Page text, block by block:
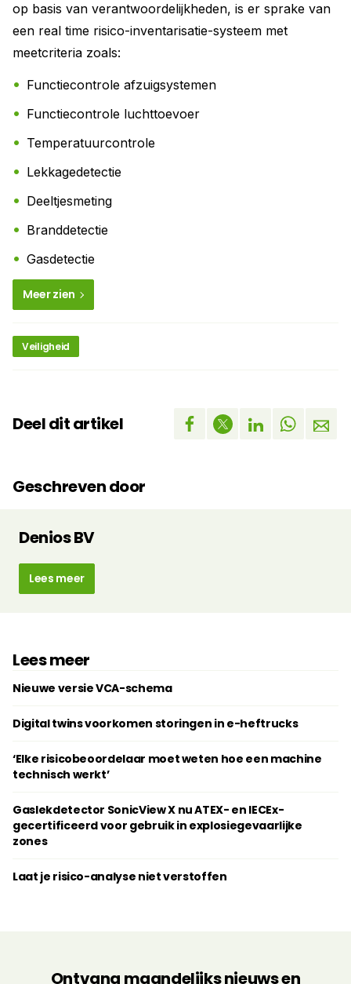
op basis van verantwoordelijkheden, is er sprake van
een real time risico-inventarisatie-systeem met
meetcriteria zoals:
Functiecontrole afzuigsystemen
Functiecontrole luchttoevoer
Temperatuurcontrole
Lekkagedetectie
Deeltjesmeting
Branddetectie
Gasdetectie
Meer zien
Veiligheid
Deel dit artikel
Geschreven door
Denios BV
Lees meer
Lees meer
Nieuwe versie VCA-schema
Digital twins voorkomen storingen in e-heftrucks
‘Elke risicobeoordelaar moet weten hoe een machine
technisch werkt’
Gaslekdetector SonicView X nu ATEX- en IECEx-
gecertificeerd voor gebruik in explosiegevaarlijke
zones
Laat je risico-analyse niet verstoffen
Ontvang maandelijks nieuws en